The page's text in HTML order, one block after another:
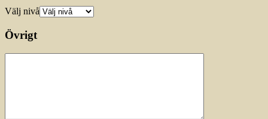
Välj nivå
Övrigt